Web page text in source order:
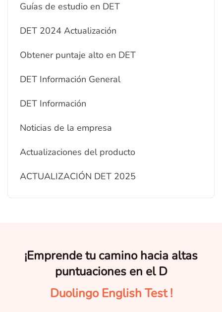
Guías de estudio en DET
DET 2024 Actualización
Obtener puntaje alto en DET
DET Información General
DET Información
Noticias de la empresa
Actualizaciones del producto
ACTUALIZACIÓN DET 2025
¡Emprende tu camino hacia altas
puntuaciones en el D
Duolingo English Test !